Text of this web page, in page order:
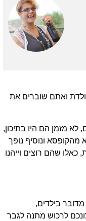
ואתם שוברים את
לא מזמן הם היו בתיכון,
ונוסיף נופך
כאלו שהם רוצים וייהנו
בילדים,
לרכוש מתנה לגבר